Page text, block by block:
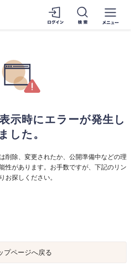
示時にエラーが発生し
ました。
削除、変更されたか、公開準備中などの理
性があります。お手数ですが、下記のリン
お探しください。
プページへ戻る